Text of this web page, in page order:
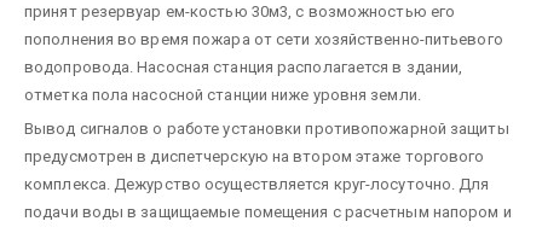
принят резервуар ем-костью 30м3, с возможностью его
пополнения во время пожара от сети хозяйственно-питьевого
водопровода. Насосная станция располагается в здании,
отметка пола насосной станции ниже уровня земли.
Вывод сигналов о работе установки противопожарной защиты
предусмотрен в диспетчерскую на втором этаже торгового
комплекса. Дежурство осуществляется круг-лосуточно. Для
подачи воды в защищаемые помещения с расчетным напором и